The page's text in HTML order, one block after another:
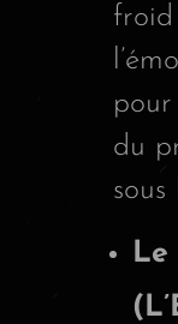
froid
du
sous